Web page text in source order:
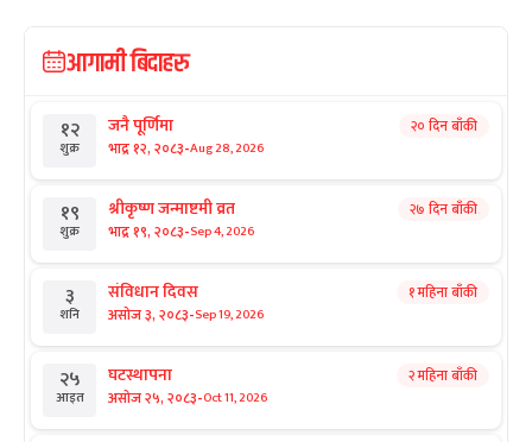
आगामी बिदाहरु
१२
शुक्र
जनै पूर्णिमा
भाद्र १२, २०८३-Aug 28, 2026
२० दिन बाँकी
१९
शुक्र
श्रीकृष्ण जन्माष्टमी व्रत
भाद्र १९, २०८३-Sep 4, 2026
२७ दिन बाँकी
३
शनि
संविधान दिवस
असोज ३, २०८३-Sep 19, 2026
१ महिना बाँकी
२५
आइत
घटस्थापना
असोज २५, २०८३-Oct 11, 2026
२ महिना बाँकी